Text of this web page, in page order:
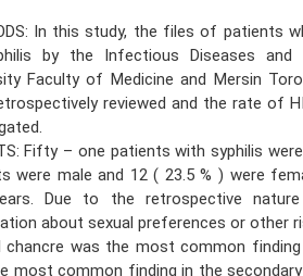
In this study, the files of patients
by the Infectious Diseases and
Faculty of Medicine and Mersin
reviewed and the rate of
Fifty – one patients with syphilis
were male and 12 ( 23.5 % ) were
Due to the retrospective
about sexual preferences or other
chancre was the most common
most common finding in the